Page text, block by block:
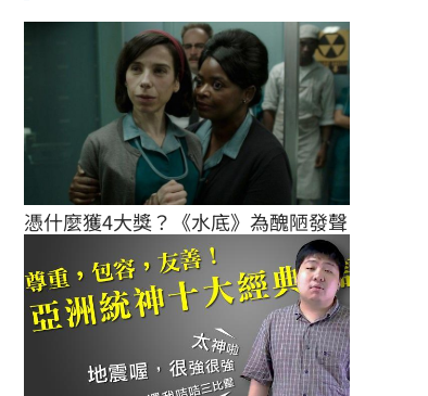
憑什麼獲4大獎？《水底》為醜陋發聲